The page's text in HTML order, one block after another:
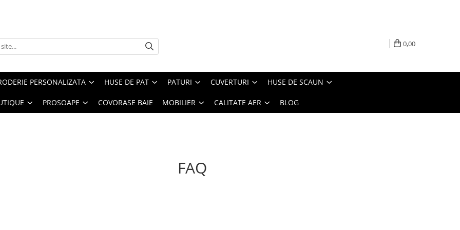
0,00
PERSONALIZATA HUSE DE PAT PATURI CUVERTURI HUSE DE SCAUN
PROSOAPE COVORASE BAIE MOBILIER CALITATE AER BLOG
FAQ